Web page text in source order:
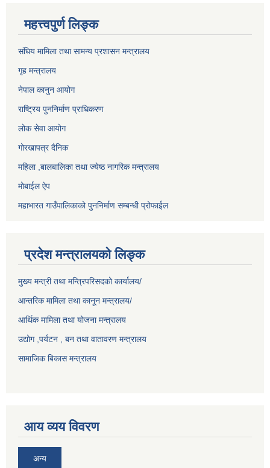
महत्त्वपुर्ण लिङ्क
संघिय मामिला तथा सामन्य प्रशासन मन्त्रालय
गृह मन्त्रालय
नेपाल कानुन आयोग
राष्ट्रिय पुननिर्माण प्राधिकरण
लोक सेवा आयोग
गोरखापत्र दैनिक
महिला ,बालबालिका तथा ज्येष्ठ नागरिक मन्त्रालय
मोबाईल ऐप
महाभारत गाउँपालिकाको पुननिर्माण सम्बन्धी प्रोफाईल
प्रदेश मन्त्रालयको लिङ्क
मुख्य मन्त्री तथा मन्त्रिपरिसदको कार्यालय/
आन्तरिक मामिला तथा कानून मन्त्रालय/
आर्थिक मामिला तथा योजना मन्त्रालय
उद्योग ,पर्यटन , बन तथा वातावरण मन्त्रालय
सामाजिक बिकास मन्त्रालय
आय व्यय विवरण
अन्य